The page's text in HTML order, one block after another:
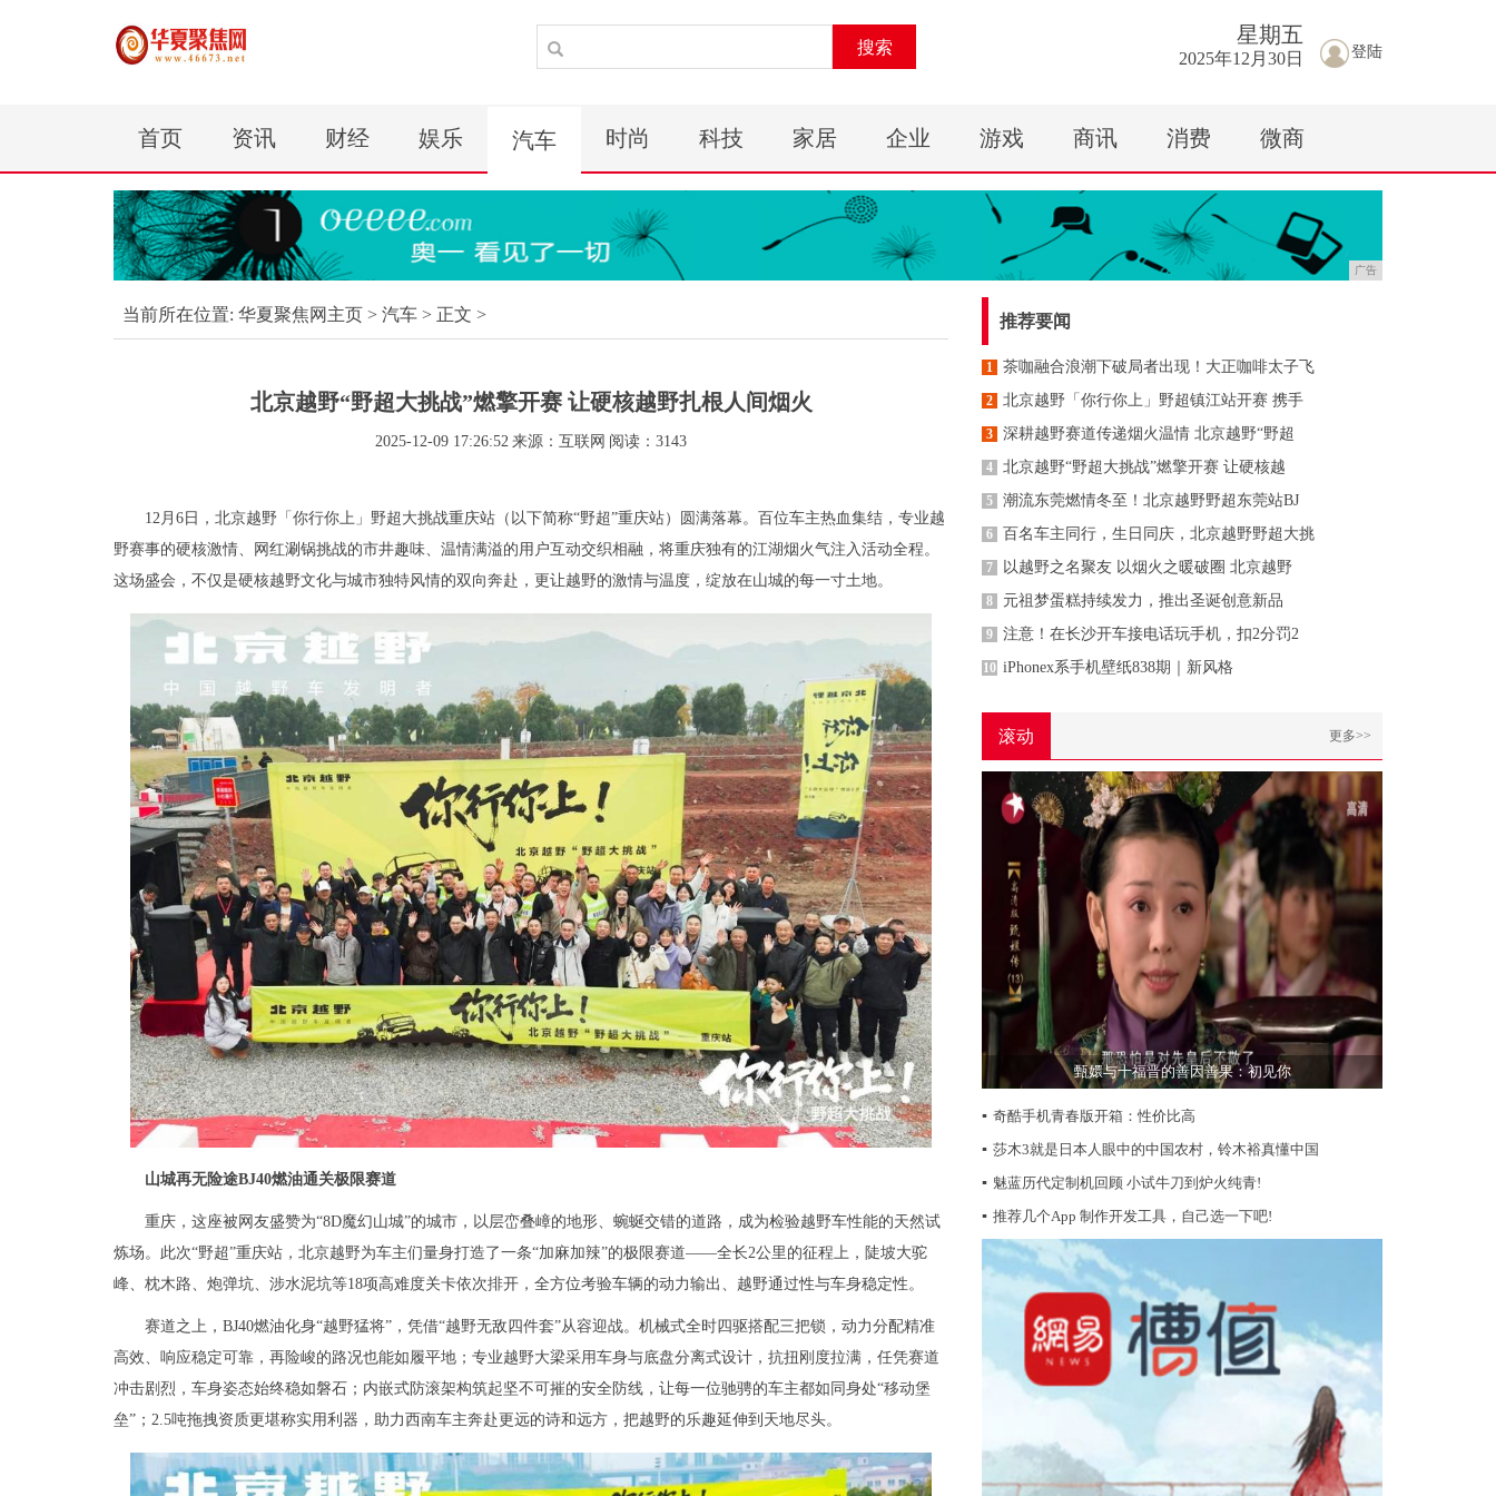
搜索 登陆
星期五
2025年12月30日
首页 资讯 财经 娱乐 汽车 时尚 科技 家居 企业 游戏 商讯 消费 微商
广告
当前所在位置: 华夏聚焦网主页 > 汽车 > 正文 >
北京越野“野超大挑战”燃擎开赛 让硬核越野扎根人间烟火
2025-12-09 17:26:52 来源：互联网 阅读：3143
12月6日，北京越野「你行你上」野超大挑战重庆站（以下简称“野超”重庆站）圆满落幕。百位车主热血集结，专业越
野赛事的硬核激情、网红涮锅挑战的市井趣味、温情满溢的用户互动交织相融，将重庆独有的江湖烟火气注入活动全程。
这场盛会，不仅是硬核越野文化与城市独特风情的双向奔赴，更让越野的激情与温度，绽放在山城的每一寸土地。
山城再无险途BJ40燃油通关极限赛道
重庆，这座被网友盛赞为“8D魔幻山城”的城市，以层峦叠嶂的地形、蜿蜒交错的道路，成为检验越野车性能的天然试
炼场。此次“野超”重庆站，北京越野为车主们量身打造了一条“加麻加辣”的极限赛道——全长2公里的征程上，陡坡大驼
峰、枕木路、炮弹坑、涉水泥坑等18项高难度关卡依次排开，全方位考验车辆的动力输出、越野通过性与车身稳定性。
赛道之上，BJ40燃油化身“越野猛将”，凭借“越野无敌四件套”从容迎战。机械式全时四驱搭配三把锁，动力分配精准
高效、响应稳定可靠，再险峻的路况也能如履平地；专业越野大梁采用车身与底盘分离式设计，抗扭刚度拉满，任凭赛道
冲击剧烈，车身姿态始终稳如磐石；内嵌式防滚架构筑起坚不可摧的安全防线，让每一位驰骋的车主都如同身处“移动堡
垒”；2.5吨拖拽资质更堪称实用利器，助力西南车主奔赴更远的诗和远方，把越野的乐趣延伸到天地尽头。
推荐要闻
1 茶咖融合浪潮下破局者出现！大正咖啡太子飞
2 北京越野「你行你上」野超镇江站开赛 携手
3 深耕越野赛道传递烟火温情 北京越野“野超
4 北京越野“野超大挑战”燃擎开赛 让硬核越
5 潮流东莞燃情冬至！北京越野野超东莞站BJ
6 百名车主同行，生日同庆，北京越野野超大挑
7 以越野之名聚友 以烟火之暖破圈 北京越野
8 元祖梦蛋糕持续发力，推出圣诞创意新品
9 注意！在长沙开车接电话玩手机，扣2分罚2
10 iPhonex系手机壁纸838期｜新风格
滚动 更多>>
甄嬛与十福晋的善因善果：初见你
▪ 奇酷手机青春版开箱：性价比高
▪ 莎木3就是日本人眼中的中国农村，铃木裕真懂中国
▪ 魅蓝历代定制机回顾 小试牛刀到炉火纯青!
▪ 推荐几个App 制作开发工具，自己选一下吧!